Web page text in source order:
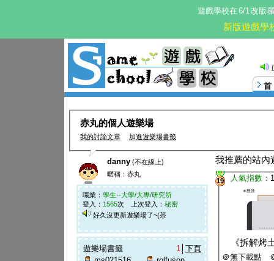
遊戲學校在 6/1改版
新版遊戲學
這
赤丸的個人遊樂場
我的討論文章 加進遊樂場書籤
danny (不在線上)
暱稱：赤丸
職業： 學生--大學/大專/研究所
登入： 1565次 上次登入： 秘密
好久沒更新遊樂場了~(茶
遊樂場書籤 1
下頁
我推薦的站內
19 人氣指數：
《拆解烤
＠無下載點